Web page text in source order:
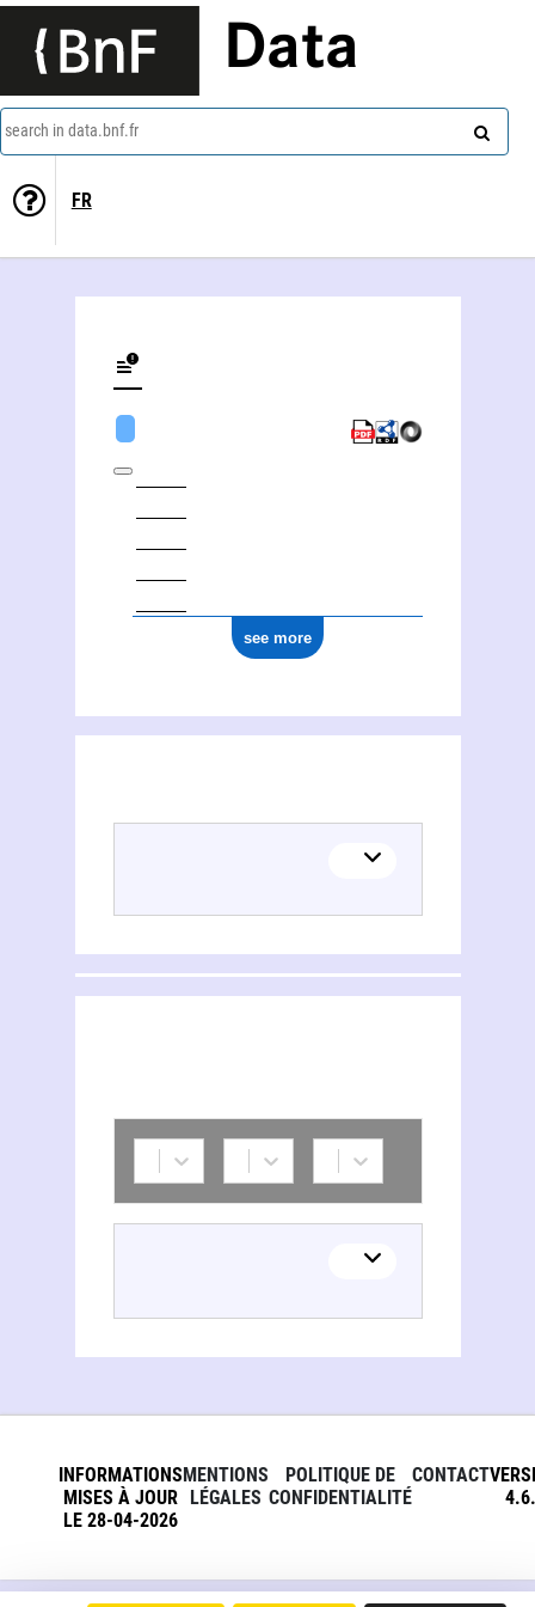
Data
search in data.bnf.fr
FR
see more
INFORMATIONS
MISES À JOUR
LE 28-04-2026
MENTIONS
LÉGALES
POLITIQUE DE
CONFIDENTIALITÉ
CONTACT